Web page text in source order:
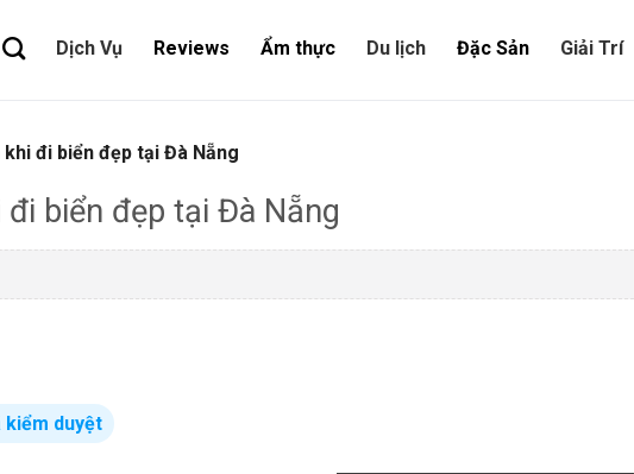
Dịch Vụ Reviews Ẩm thực Du lịch Đặc Sản Giải Trí
đi biển đẹp tại Đà Nẵng
biển đẹp tại Đà Nẵng
kiểm duyệt